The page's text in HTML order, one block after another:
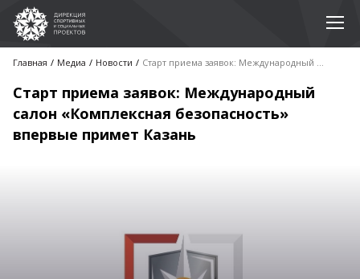
Главная Медиа Новости Старт приема заявок: Международный салон «Комплексная безопасность» впервые примет Казань
Старт приема заявок: Международный
салон «Комплексная безопасность»
впервые примет Казань